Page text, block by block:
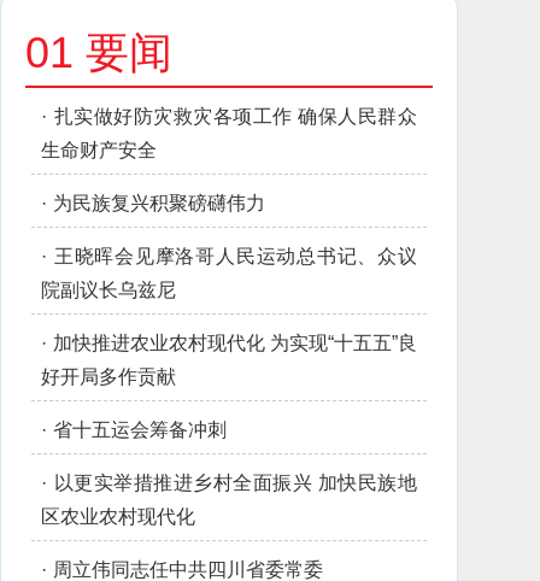
01 要闻
· 扎实做好防灾救灾各项工作 确保人民群众
生命财产安全
· 为民族复兴积聚磅礴伟力
· 王晓晖会见摩洛哥人民运动总书记、众议
院副议长乌兹尼
· 加快推进农业农村现代化 为实现“十五五”良
好开局多作贡献
· 省十五运会筹备冲刺
· 以更实举措推进乡村全面振兴 加快民族地
区农业农村现代化
· 周立伟同志任中共四川省委常委